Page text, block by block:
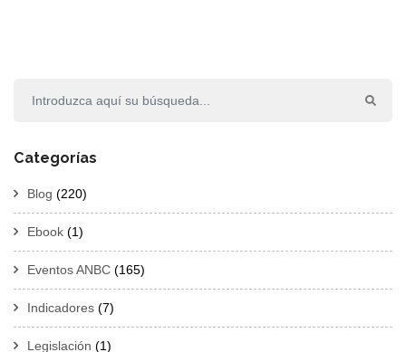
Categorías
Blog (220)
Ebook (1)
Eventos ANBC (165)
Indicadores (7)
Legislación (1)